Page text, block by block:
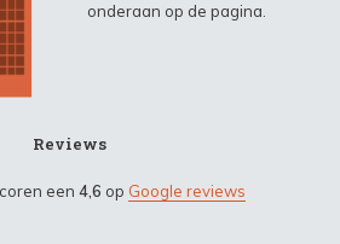
onderaan op de pagina.
Reviews
een 4,6 op Google reviews